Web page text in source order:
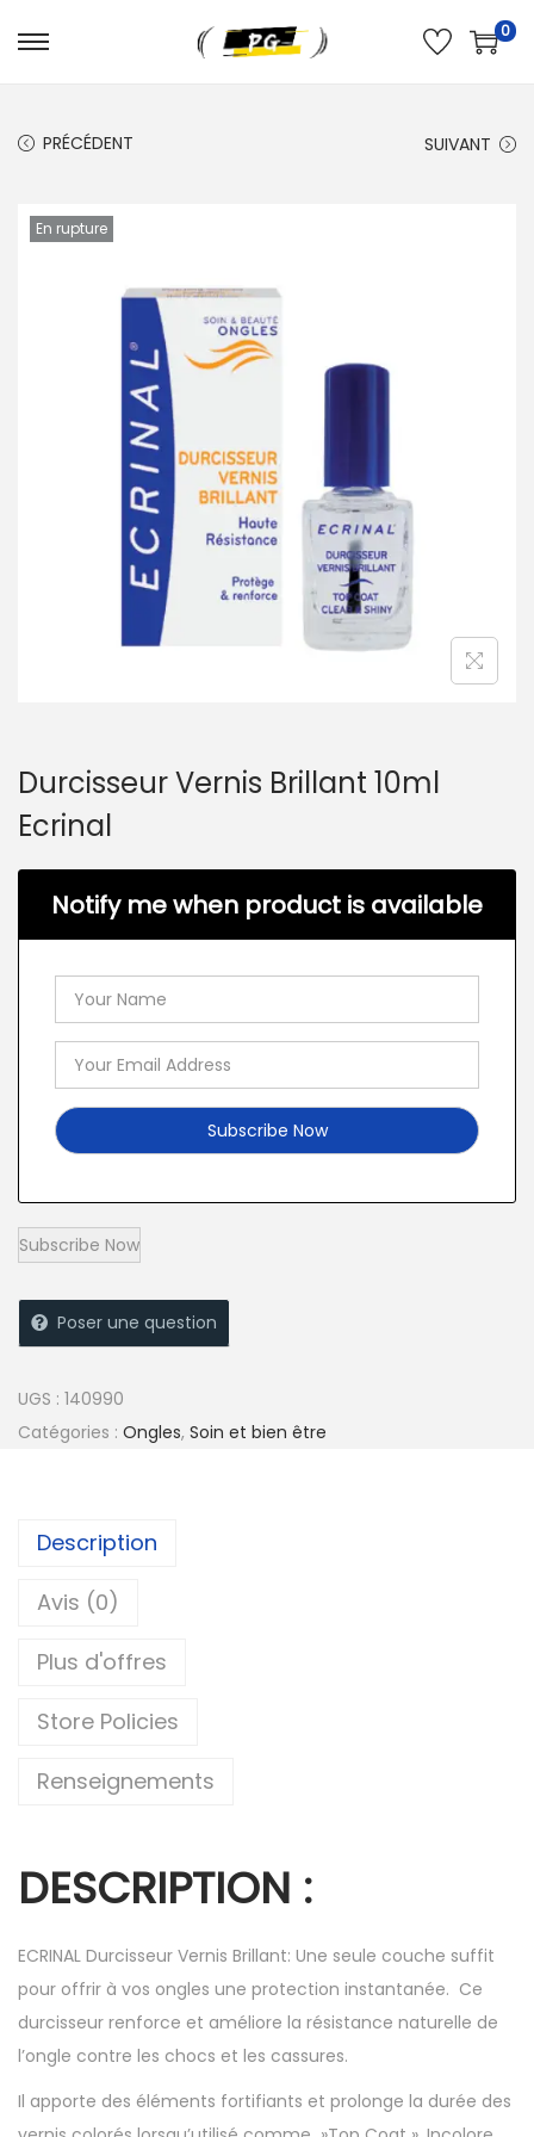
0
PRÉCÉDENT SUIVANT
En rupture
Durcisseur Vernis Brillant 10ml
Ecrinal
Notify me when product is available
Poser une question
UGS : 140990
Catégories : Ongles, Soin et bien être
Description
Avis (0)
Plus d'offres
Store Policies
Renseignements
DESCRIPTION :
ECRINAL Durcisseur Vernis Brillant: Une seule couche suffit
pour offrir à vos ongles une protection instantanée. Ce
durcisseur renforce et améliore la résistance naturelle de
l’ongle contre les chocs et les cassures.
Il apporte des éléments fortifiants et prolonge la durée des